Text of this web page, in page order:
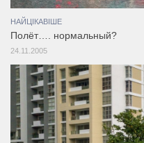
НАЙЦІКАВІШЕ
Полёт…. нормальный?
24.11.2005